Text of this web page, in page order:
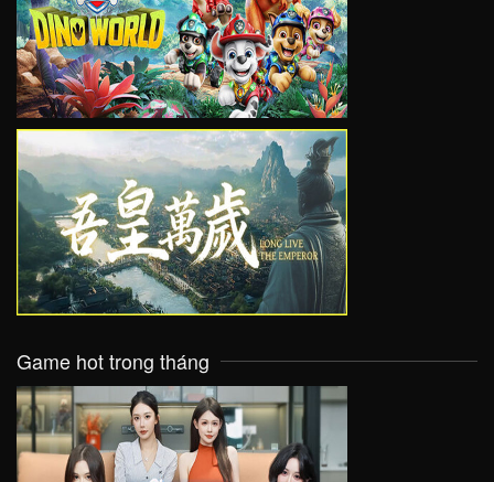
VIEW
VIEW
Game hot trong tháng
VIEW